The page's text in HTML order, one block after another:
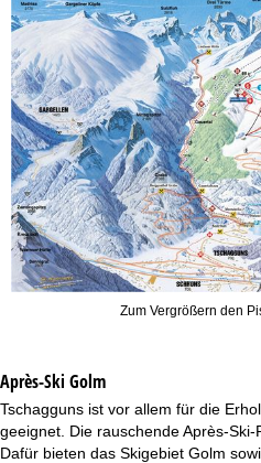
Zum Vergrößern den
Après-Ski Golm
Tschagguns ist vor allem für die
geeignet. Die rauschende Après-Ski-
Dafür bieten das Skigebiet Golm